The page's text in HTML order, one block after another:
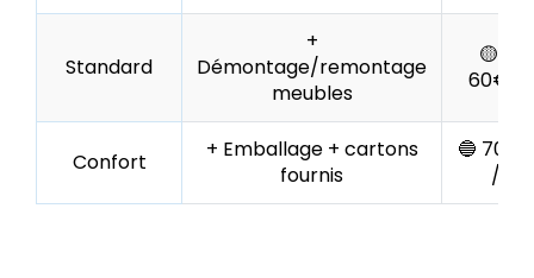
Standard
+
Démontage/remontage
meubles
🟡 45
60€ /
Confort
+ Emballage + cartons
fournis
🔵 70 à
/ m³